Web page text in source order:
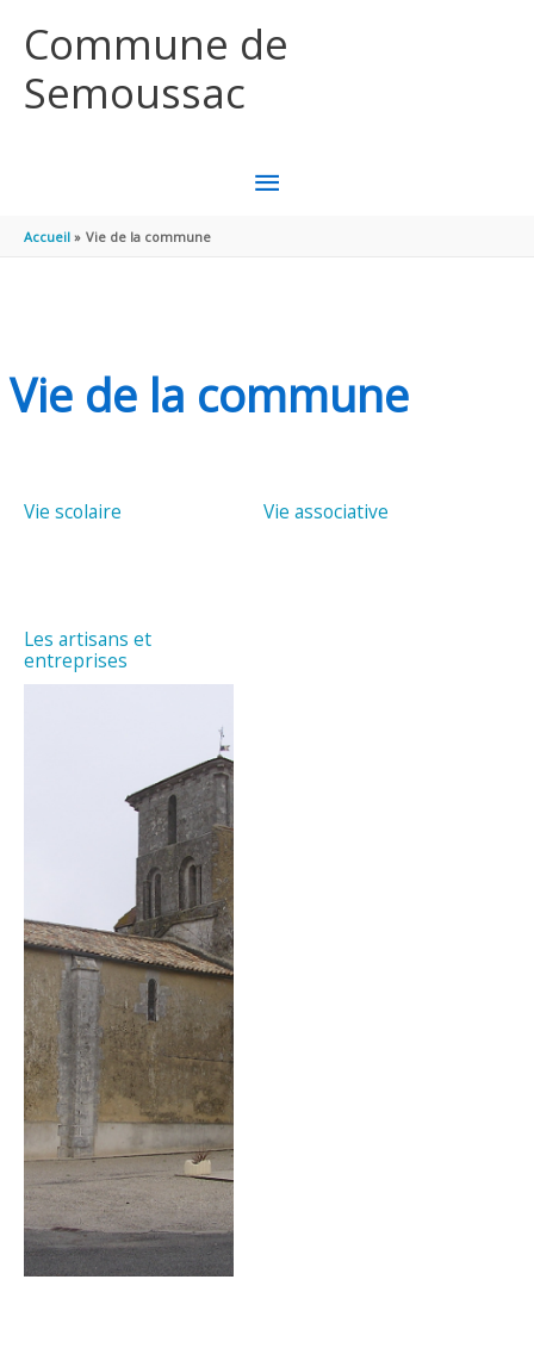
Commune de
Semoussac
MENU
Accueil Vie de la commune
Vie de la commune
Vie scolaire Vie associative
Les artisans et
entreprises